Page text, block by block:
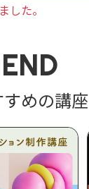
した。
めの講座